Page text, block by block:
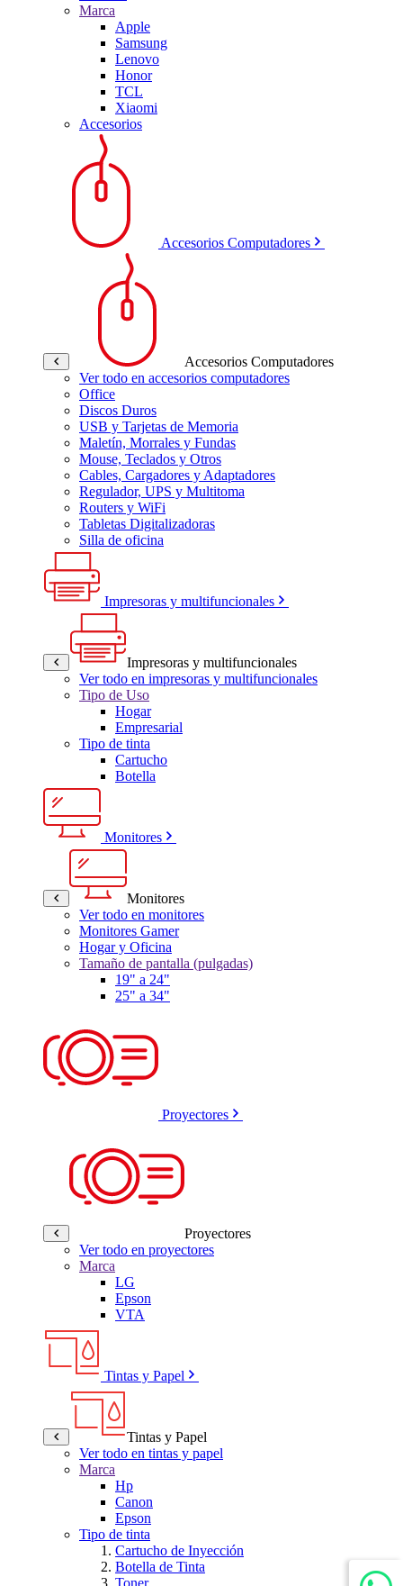
Marca
Apple
Samsung
Lenovo
Honor
TCL
Xiaomi
Accesorios
Accesorios Computadores
Accesorios Computadores
Ver todo en accesorios computadores
Office
Discos Duros
USB y Tarjetas de Memoria
Maletín, Morrales y Fundas
Mouse, Teclados y Otros
Cables, Cargadores y Adaptadores
Regulador, UPS y Multitoma
Routers y WiFi
Tabletas Digitalizadoras
Silla de oficina
Impresoras y multifuncionales
Impresoras y multifuncionales
Ver todo en impresoras y multifuncionales
Tipo de Uso
Hogar
Empresarial
Tipo de tinta
Cartucho
Botella
Monitores
Monitores
Ver todo en monitores
Monitores Gamer
Hogar y Oficina
Tamaño de pantalla (pulgadas)
19" a 24"
25" a 34"
Proyectores
Proyectores
Ver todo en proyectores
Marca
LG
Epson
VTA
Tintas y Papel
Tintas y Papel
Ver todo en tintas y papel
Marca
Hp
Canon
Epson
Tipo de tinta
Cartucho de Inyección
Botella de Tinta
Toner